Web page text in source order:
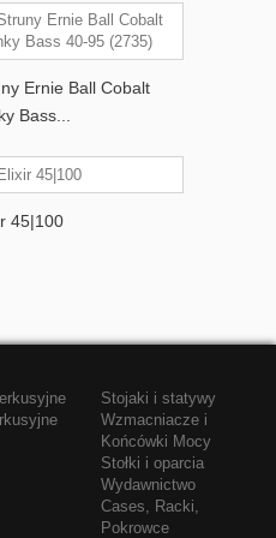
Ernie Ball Cobalt
Bass...
45|100
Stojaki i statywy
Wzmacniacze i
Końcówki Mocy
Stołki i oparcia
Wydawnictwo
Cases, Racki,
Pokrowce